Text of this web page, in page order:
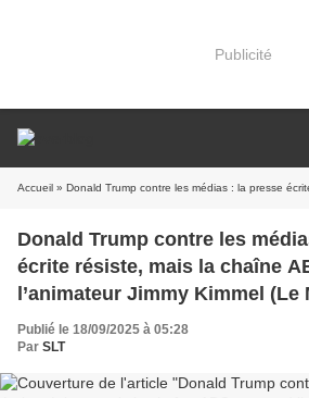
Publicité
Accueil » Donald Trump contre les médias : la presse écrite résiste, mais la chaîne ABC
Donald Trump contre les
écrite résiste, mais la chaîne
l’animateur Jimmy Kimmel (Le
Publié le 18/09/2025 à 05:28
Par SLT